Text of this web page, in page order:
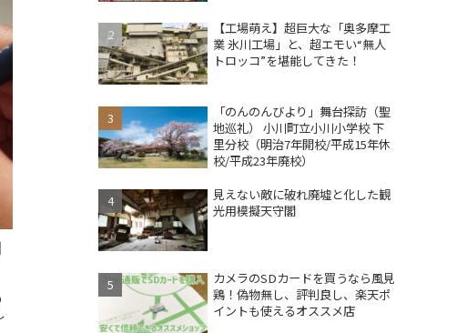
【工場萌え】超巨大な「奥多摩工
業 氷川工場」と、超エモい“無人
トロッコ”を堪能してきた！
「のんのんびより」舞台探訪（聖
地巡礼） 小川町立小川小学校 下
里分校（明治7年開校/平成15年休
校/平成23年廃校）
見えない敵に破れ廃墟と化した観
光用模擬天守閣
カメラのSDカードを買うなら風見
鶏！偽物無し、評判良し、楽天ポ
イントも使えるオススメ店